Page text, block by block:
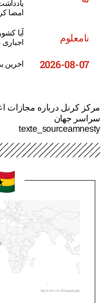
امضا
نامعلوم
آیا
اجباری
2026-08-07 اخرین
مرکز کرنل درباره مجازات
سراسر جهان
texte_sourceamnesty
Highcharts.com ©Natural Earth